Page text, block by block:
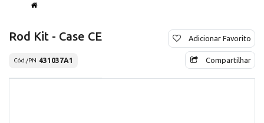
Rod Kit - Case CE
Cód./PN 431037A1
Adicionar Favorito
Compartilhar